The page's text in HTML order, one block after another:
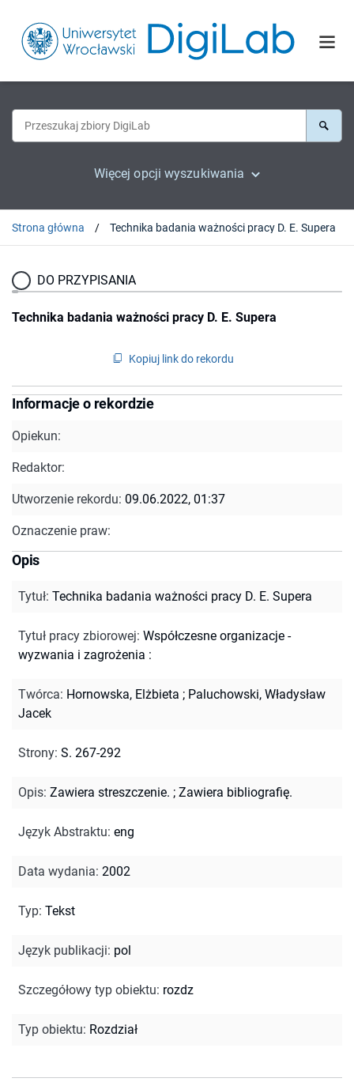
Więcej opcji wyszukiwania
Strona główna Technika badania ważności pracy D. E. Supera
DO PRZYPISANIA
Technika badania ważności pracy D. E. Supera
Kopiuj link do rekordu
Informacje o rekordzie
Opiekun:
Redaktor:
Utworzenie rekordu: 09.06.2022, 01:37
Oznaczenie praw:
Opis
Tytuł: Technika badania ważności pracy D. E. Supera
Tytuł pracy zbiorowej: Współczesne organizacje -
wyzwania i zagrożenia :
Twórca: Hornowska, Elżbieta ; Paluchowski, Władysław
Jacek
Strony: S. 267-292
Opis: Zawiera streszczenie. ; Zawiera bibliografię.
Język Abstraktu: eng
Data wydania: 2002
Typ: Tekst
Język publikacji: pol
Szczegółowy typ obiektu: rozdz
Typ obiektu: Rozdział